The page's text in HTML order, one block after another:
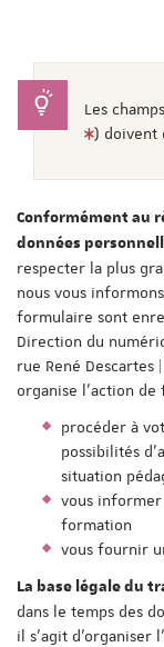
Les
) doivent
Conformément au
données
respecter la plus
nous vous
formulaire sont
Direction du
rue René Descartes
organise l'action
procéder à
possibilités
situation
vous
formation
vous fournir
La base légale du
dans le temps des
il s'agit d'organiser